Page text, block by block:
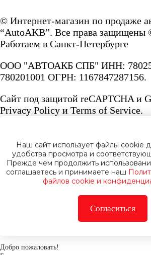
© Интернет-магазин по продаже
“AutoAKB”. Все права
Работаем в Санкт-Петербурге
ООО "АВТОАКБ СПБ" ИНН:
780201001 ОГРН: 1167847287156.
Сайт под защитой reCAPTCHA и
Privacy Policy и Terms of Service.
Политика конфиденциальности
Добро пожаловать!
Наш сайт использует файлы cookie
удобства просмотра и
Прежде чем продолжить
соглашаетесь и принимаете наш
файлов cookie и
Согласиться